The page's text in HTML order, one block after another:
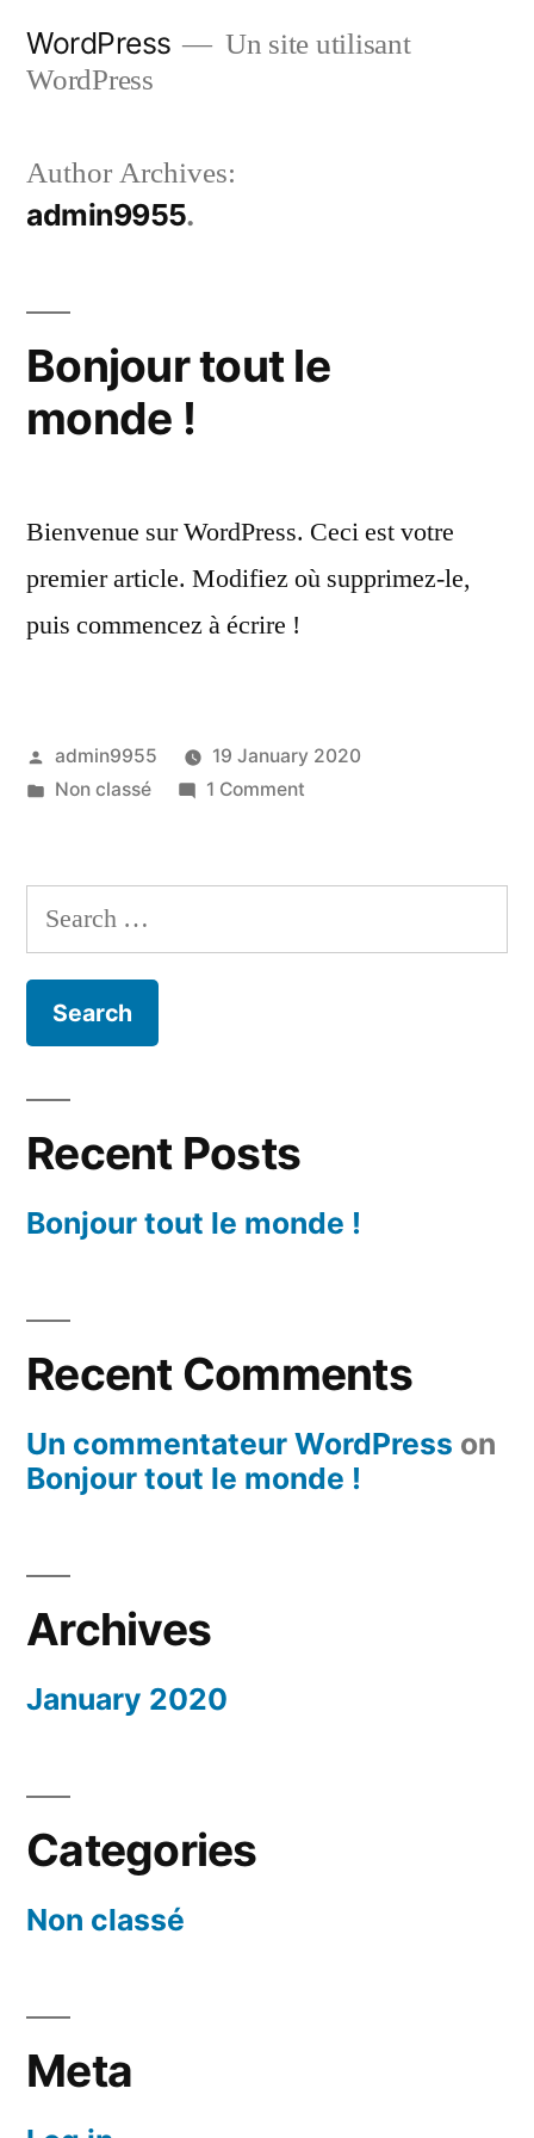
WordPress
Un site utilisant
WordPress
Author Archives:
admin9955
Bonjour tout le
monde !
Bienvenue sur WordPress. Ceci est votre
premier article. Modifiez où supprimez-le,
puis commencez à écrire !
Posted
by
admin9955
19 January 2020
Posted
Non classé 1 Commenton
le
Search
for:
Recent Posts
Bonjour tout le monde !
Recent Comments
Un commentateur WordPress on
Bonjour tout le monde !
Archives
January 2020
Categories
Non classé
Meta